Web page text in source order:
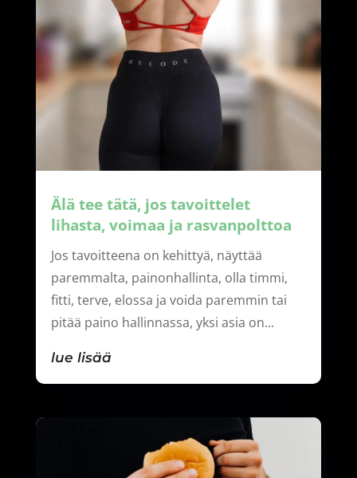
Älä tee tätä, jos tavoittelet
lihasta, voimaa ja rasvanpolttoa
Jos tavoitteena on kehittyä, näyttää
paremmalta, painonhallinta, olla timmi,
fitti, terve, elossa ja voida paremmin tai
pitää paino hallinnassa, yksi asia on...
lue lisää